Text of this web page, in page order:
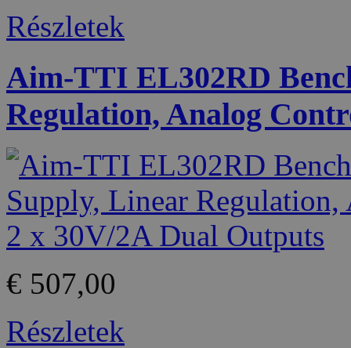
Részletek
Aim-TTI EL302RD
Regulation, Analog
€ 507,00
Részletek